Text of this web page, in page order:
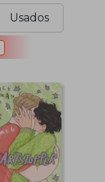
Usados